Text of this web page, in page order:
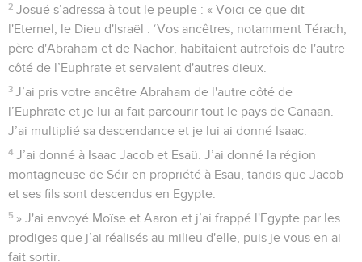
2 Josué s’adressa à tout le peuple : « Voici ce que dit
l'Eternel, le Dieu d'Israël : ‘Vos ancêtres, notamment Térach,
père d'Abraham et de Nachor, habitaient autrefois de l'autre
côté de l’Euphrate et servaient d'autres dieux.
3 J’ai pris votre ancêtre Abraham de l'autre côté de
l’Euphrate et je lui ai fait parcourir tout le pays de Canaan.
J’ai multiplié sa descendance et je lui ai donné Isaac.
4 J’ai donné à Isaac Jacob et Esaü. J’ai donné la région
montagneuse de Séir en propriété à Esaü, tandis que Jacob
et ses fils sont descendus en Egypte.
5 » J'ai envoyé Moïse et Aaron et j’ai frappé l'Egypte par les
prodiges que j’ai réalisés au milieu d'elle, puis je vous en ai
fait sortir.